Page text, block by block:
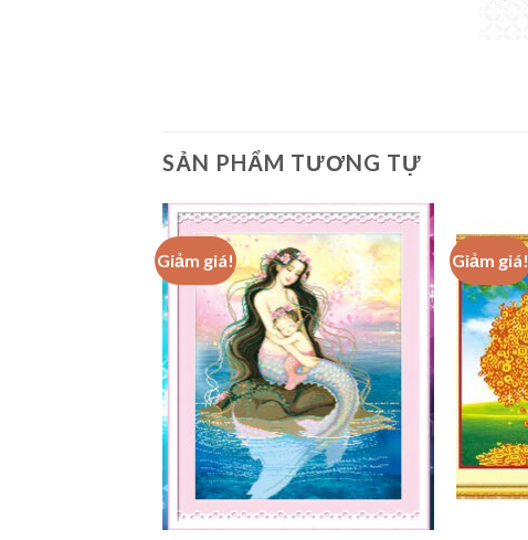
SẢN PHẨM TƯƠNG TỰ
Giảm giá!
Add to
wishlist
Giảm giá!